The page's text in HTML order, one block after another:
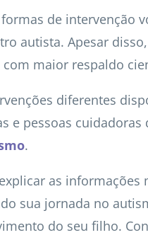
de intervenção
autista. Apesar
com maior respaldo
diferentes
e pessoas
.
as
sua jornada no
do seu filho.